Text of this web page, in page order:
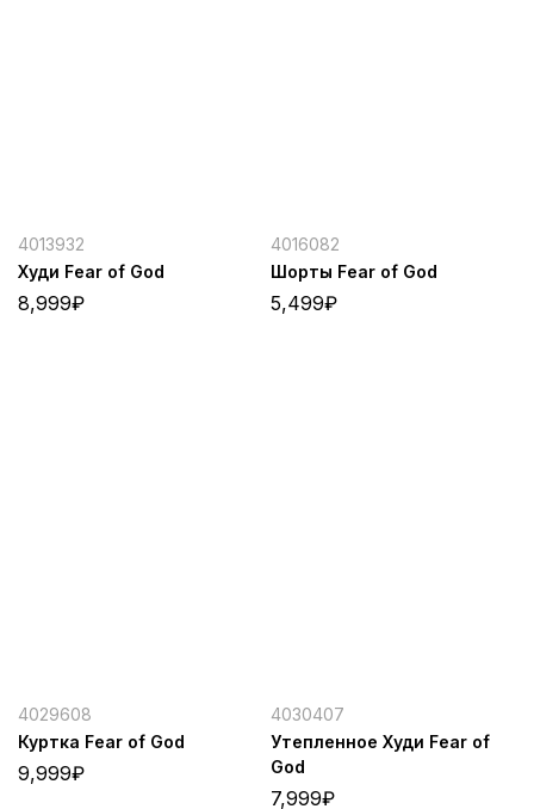
4013932
Худи Fear of God
8,999₽
4016082
Шорты Fear of God
5,499₽
4029608
Куртка Fear of God
9,999₽
4030407
Утепленное Худи Fear of
God
7,999₽